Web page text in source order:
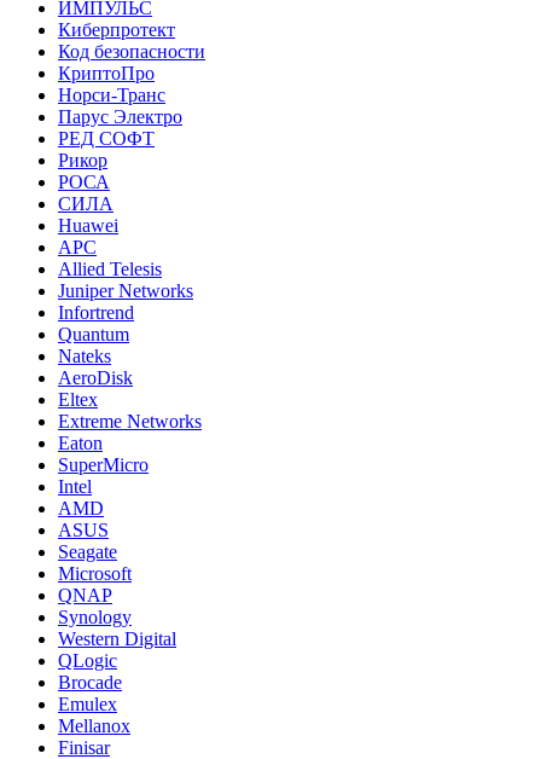
ИМПУЛЬС
Киберпротект
Код безопасности
КриптоПро
Норси-Транс
Парус Электро
РЕД СОФТ
Рикор
РОСА
СИЛА
Huawei
APC
Allied Telesis
Juniper Networks
Infortrend
Quantum
Nateks
AeroDisk
Eltex
Extreme Networks
Eaton
SuperMicro
Intel
AMD
ASUS
Seagate
Microsoft
QNAP
Synology
Western Digital
QLogic
Brocade
Emulex
Mellanox
Finisar